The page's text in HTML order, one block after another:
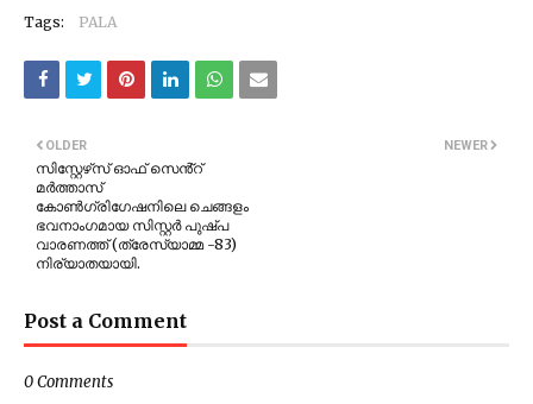
Tags: PALA
NEWER
OLDER
സിസ്റ്റേഴ്‌സ് ഓഫ് സെൻ്റ്
മർത്താസ്
കോൺഗ്രിഗേഷനിലെ ചെങ്ങളം
ഭവനാംഗമായ സിസ്റ്റർ പുഷ്‌പ
വാരണത്ത് (ത്രേസ്യാമ്മ -83)
നിര്യാതയായി.
Post a Comment
0 Comments